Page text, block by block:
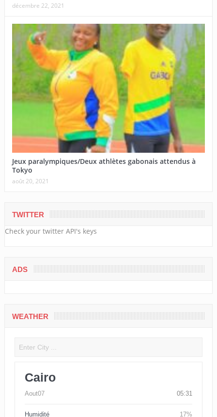
décembre 22, 2021
Jeux paralympiques/Deux athlètes gabonais attendus à
Tokyo
août 20, 2021
TWITTER
Check your twitter API's keys
ADS
WEATHER
Cairo
Aout07 05:31
Humidité
17%